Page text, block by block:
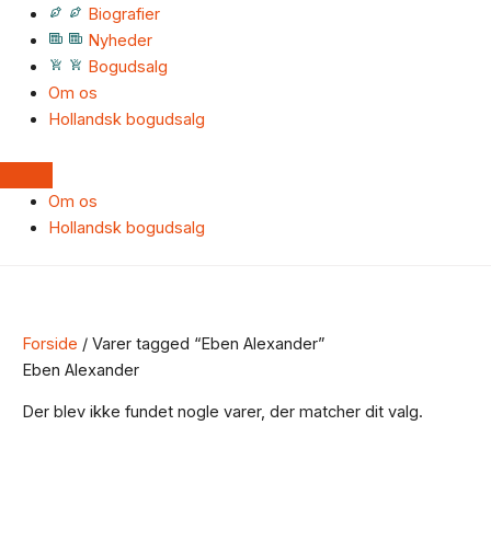
Biografier
Nyheder
Bogudsalg
Om os
Hollandsk bogudsalg
Om os
Hollandsk bogudsalg
Forside / Varer tagged “Eben Alexander”
Eben Alexander
Der blev ikke fundet nogle varer, der matcher dit valg.